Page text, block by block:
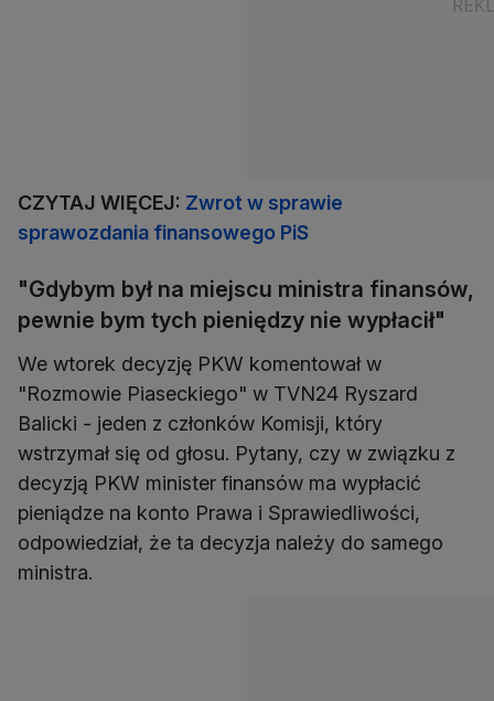
CZYTAJ WIĘCEJ: Zwrot w sprawie
sprawozdania finansowego PiS
"Gdybym był na miejscu ministra finansów,
pewnie bym tych pieniędzy nie wypłacił"
We wtorek decyzję PKW komentował w
"Rozmowie Piaseckiego" w TVN24 Ryszard
Balicki - jeden z członków Komisji, który
wstrzymał się od głosu. Pytany, czy w związku z
decyzją PKW minister finansów ma wypłacić
pieniądze na konto Prawa i Sprawiedliwości,
odpowiedział, że ta decyzja należy do samego
ministra.